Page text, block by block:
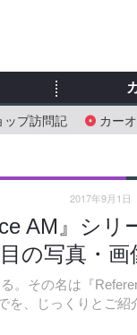
ップ訪問記 カー
AM』シリ
の写真・画
。その名は『
を、じっくりとご紹
2017年9月1日